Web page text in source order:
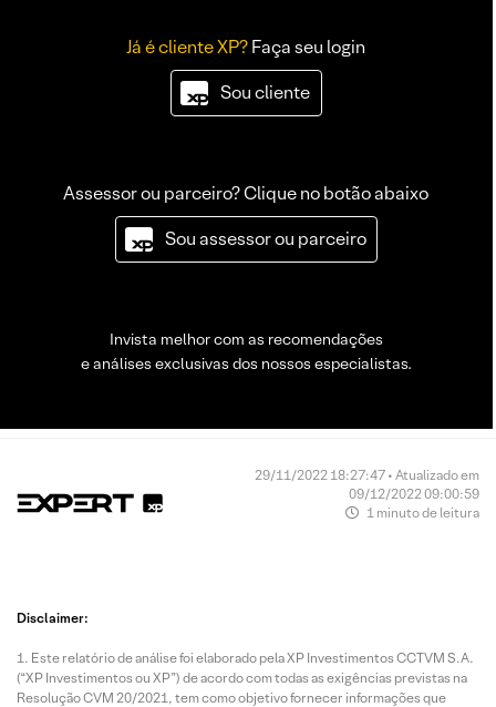
Já é cliente XP?Faça seu login
Sou cliente
Assessor ou parceiro? Clique no botão abaixo
Sou assessor ou parceiro
Invista melhor com as recomendações
e análises exclusivas dos nossos especialistas.
29/11/2022 18:27:47 • Atualizado em
09/12/2022 09:00:59
1 minuto de leitura
Disclaimer:
Este relatório de análise foi elaborado pela XP Investimentos CCTVM S.A.
(“XP Investimentos ou XP”) de acordo com todas as exigências previstas na
Resolução CVM 20/2021, tem como objetivo fornecer informações que